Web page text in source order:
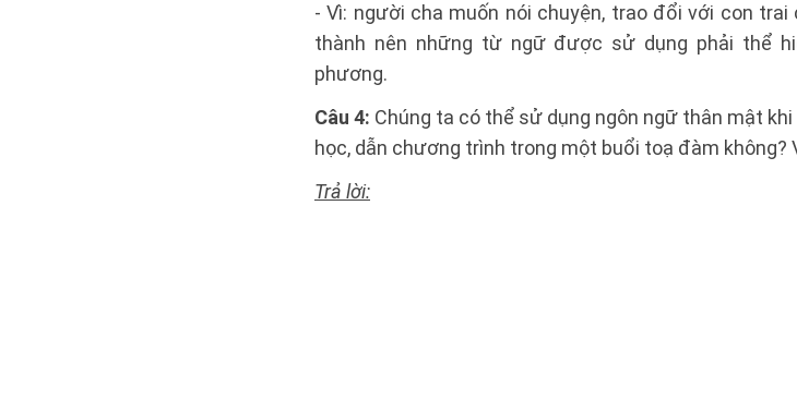
- Vì: người cha muốn nói chuyện, trao đổi với con
thành nên những từ ngữ được sử dụng phải thể
phương.
Câu 4: Chúng ta có thể sử dụng ngôn ngữ thân mật
học, dẫn chương trình trong một buổi toạ đàm không?
Trả lời: